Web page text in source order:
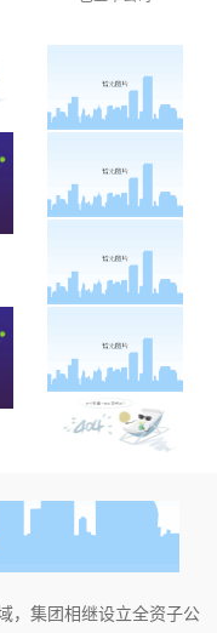
，集团相继设立全资子公